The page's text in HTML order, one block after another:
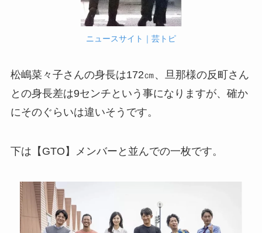
ニュースサイト｜芸トピ
松嶋菜々子さんの身長は172㎝、旦那様の反町さん
との身長差は9センチという事になりますが、確か
にそのぐらいは違いそうです。
下は【GTO】メンバーと並んでの一枚です。